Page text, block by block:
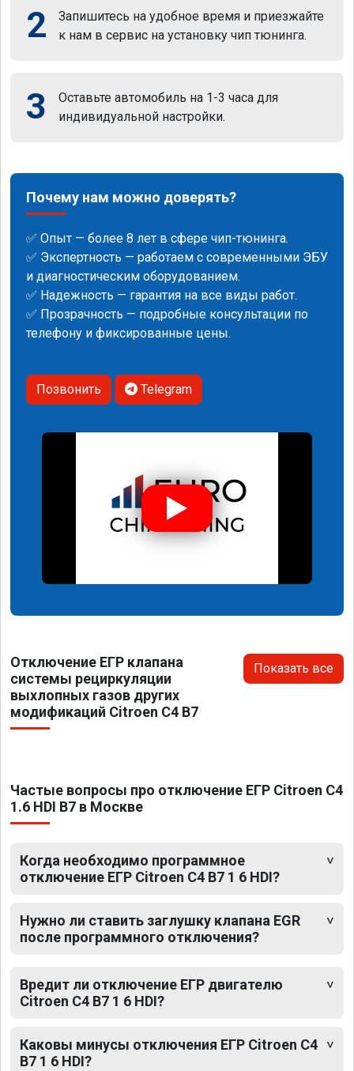
2
Запишитесь на удобное время и приезжайте
к нам в сервис на установку чип тюнинга.
3
Оставьте автомобиль на 1-3 часа для
индивидуальной настройки.
Почему нам можно доверять?
✅ Опыт — более 8 лет в сфере чип-тюнинга.
✅ Экспертность — работаем с современными ЭБУ
и диагностическим оборудованием.
✅ Надежность — гарантия на все виды работ.
✅ Прозрачность — подробные консультации по
телефону и фиксированные цены.
Позвонить Telegram
Отключение ЕГР клапана
системы рециркуляции
выхлопных газов других
модификаций Citroen C4 B7
Показать все
Частые вопросы про отключение ЕГР Citroen C4
1.6 HDI B7 в Москве
Когда необходимо программное
отключение ЕГР Citroen C4 B7 1 6 HDI?
Нужно ли ставить заглушку клапана EGR
после программного отключения?
Вредит ли отключение ЕГР двигателю
Citroen C4 B7 1 6 HDI?
Каковы минусы отключения ЕГР Citroen C4
B7 1 6 HDI?